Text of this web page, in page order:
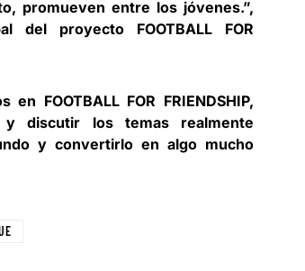
promueven entre los jóvenes.”,
del proyecto FOOTBALL FOR
FOOTBALL FOR FRIENDSHIP,
discutir los temas realmente
y convertirlo en algo mucho